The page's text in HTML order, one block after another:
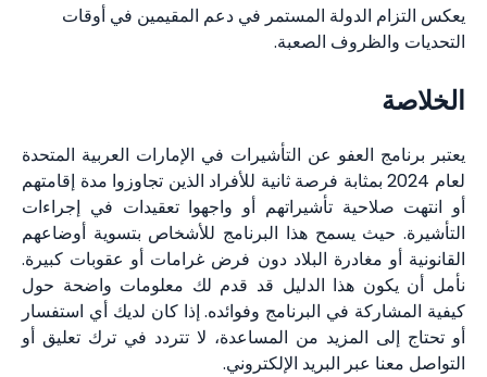
يعكس التزام الدولة المستمر في دعم المقيمين في أوقات
التحديات والظروف الصعبة.
الخلاصة
يعتبر برنامج العفو عن التأشيرات في الإمارات العربية المتحدة
لعام 2024 بمثابة فرصة ثانية للأفراد الذين تجاوزوا مدة إقامتهم
أو انتهت صلاحية تأشيراتهم أو واجهوا تعقيدات في إجراءات
التأشيرة. حيث يسمح هذا البرنامج للأشخاص بتسوية أوضاعهم
القانونية أو مغادرة البلاد دون فرض غرامات أو عقوبات كبيرة.
نأمل أن يكون هذا الدليل قد قدم لك معلومات واضحة حول
كيفية المشاركة في البرنامج وفوائده. إذا كان لديك أي استفسار
أو تحتاج إلى المزيد من المساعدة، لا تتردد في ترك تعليق أو
التواصل معنا عبر البريد الإلكتروني.